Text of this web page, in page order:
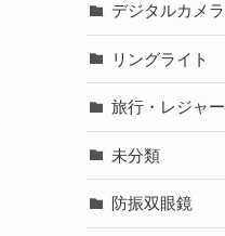
デジタルカメラ
リングライト
旅行・レジャー
未分類
防振双眼鏡